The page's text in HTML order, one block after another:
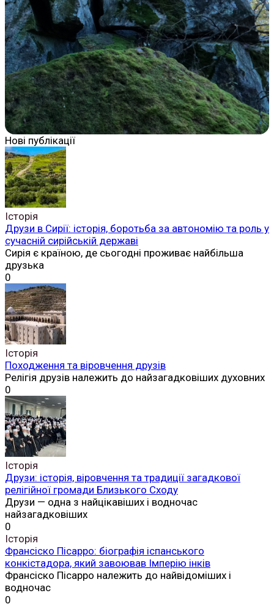
Нові публікації
Історія
Друзи в Сирії: історія, боротьба за автономію та роль у
сучасній сирійській державі
Сирія є країною, де сьогодні проживає найбільша
друзька
0
Історія
Походження та віровчення друзів
Релігія друзів належить до найзагадковіших духовних
0
Історія
Друзи: історія, віровчення та традиції загадкової
релігійної громади Близького Сходу
Друзи — одна з найцікавіших і водночас
найзагадковіших
0
Історія
Франсіско Пісарро: біографія іспанського
конкістадора, який завоював Імперію інків
Франсіско Пісарро належить до найвідоміших і
водночас
0